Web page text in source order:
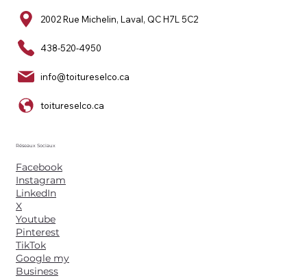
2002 Rue Michelin, Laval, QC H7L 5C2
438-520-4950
info@toitureselco.ca
toitureselco.ca
Réseaux Sociaux
Facebook
Instagram
LinkedIn
X
Youtube
Pinterest
TikTok
Google my
Business